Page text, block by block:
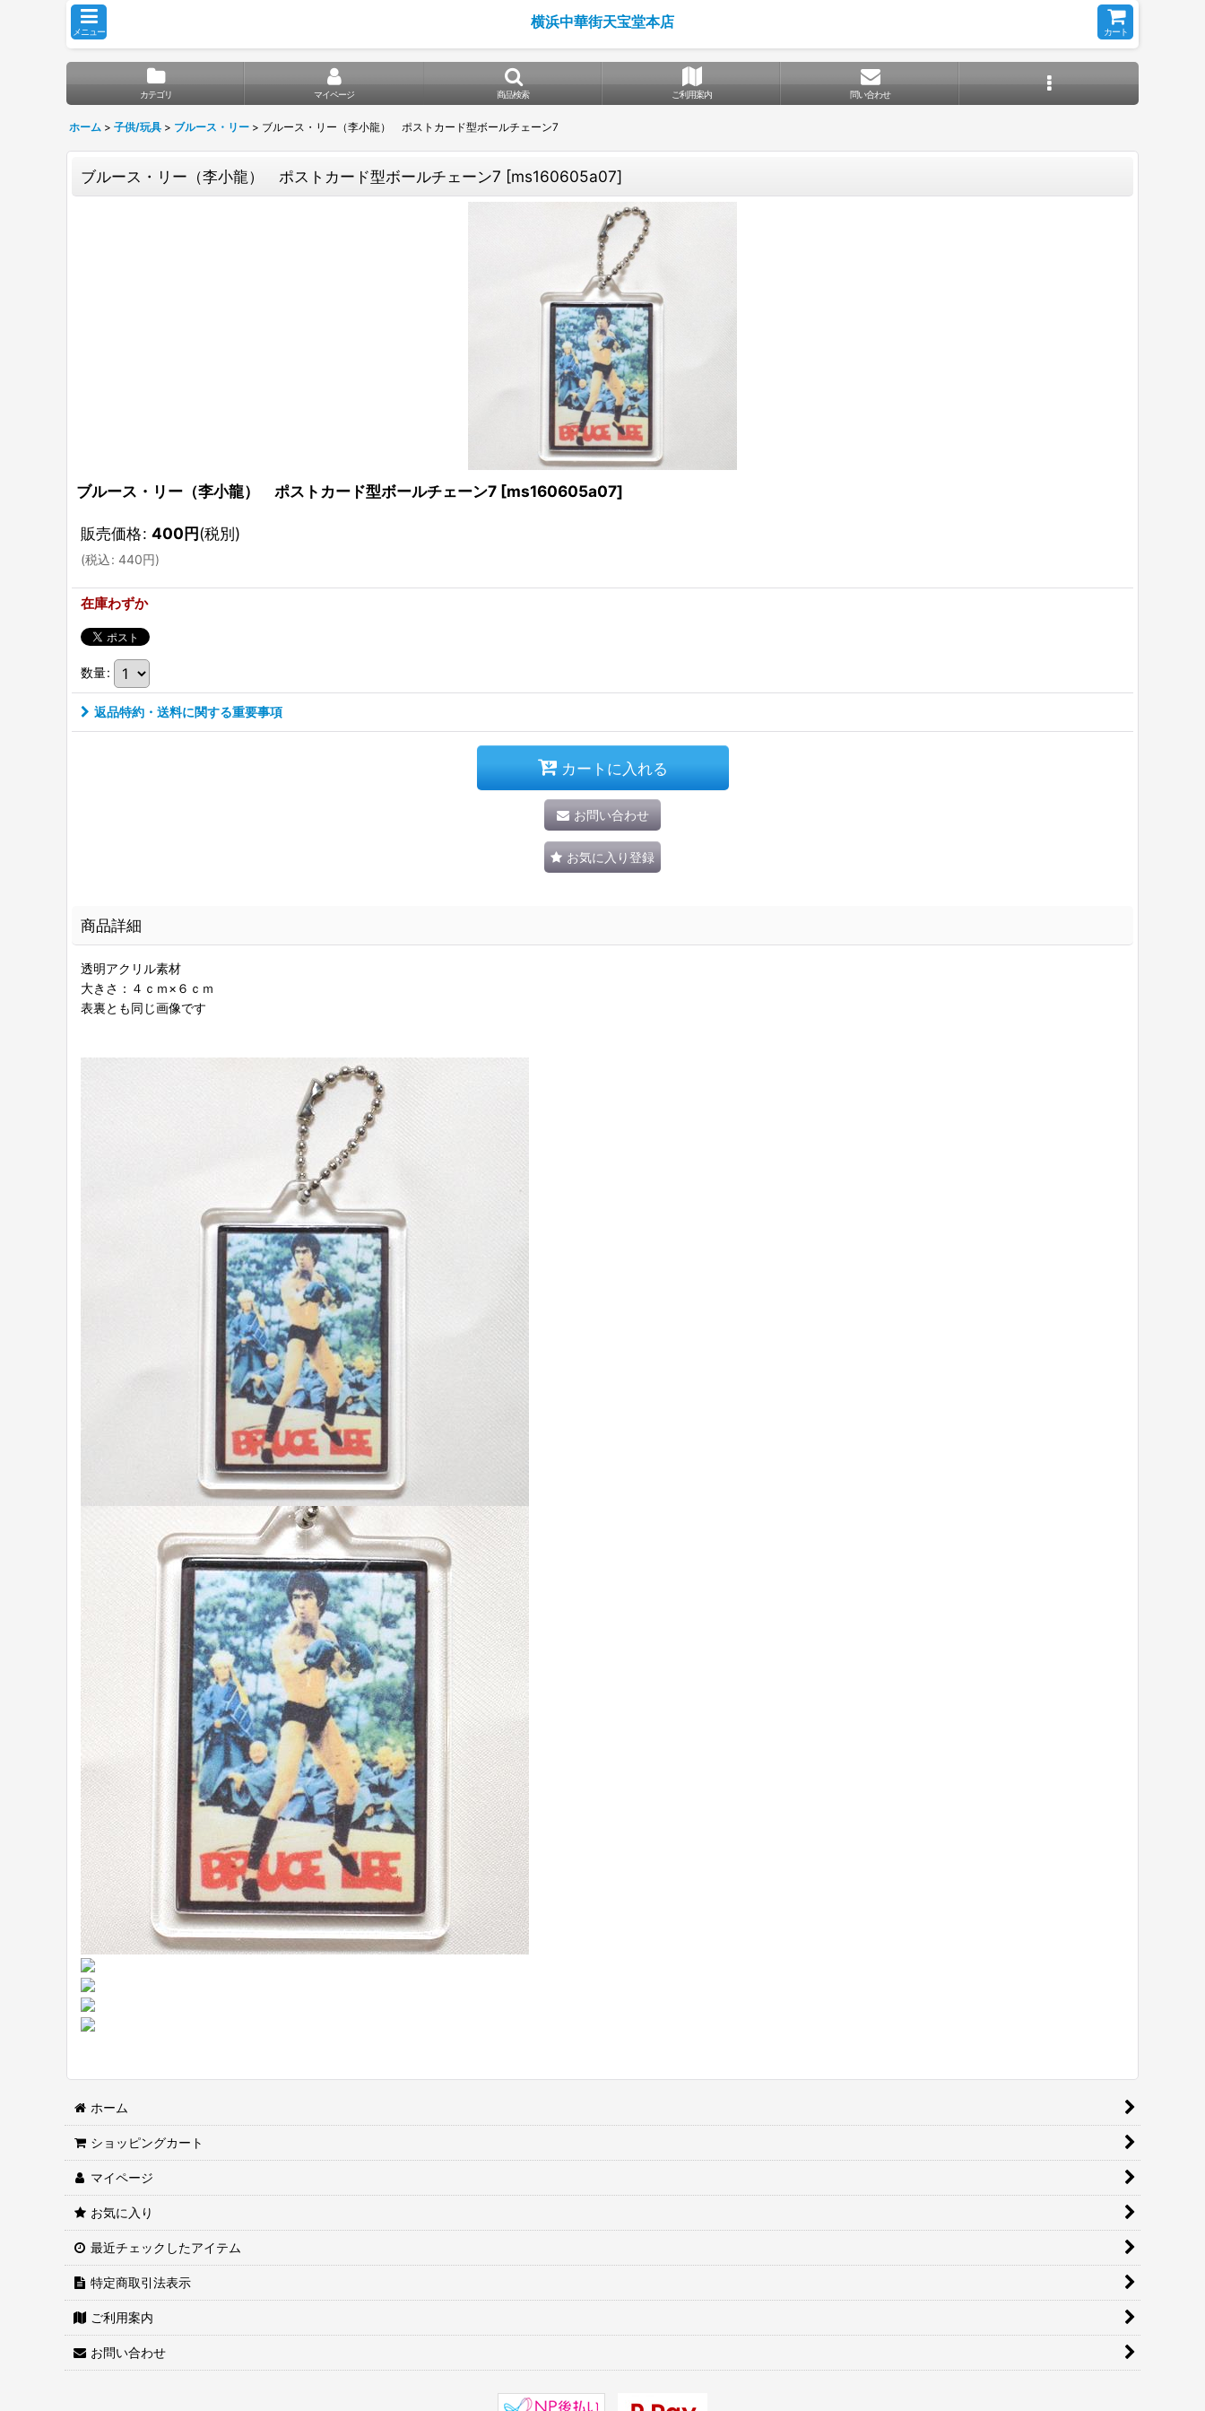
メニュー
横浜中華街天宝堂本店
カート
カテゴリ マイページ 商品検索 ご利用案内 問い合わせ
ホーム > 子供/玩具 > ブルース・リー > ブルース・リー（李小龍） ポストカード型ボールチェーン7
ブルース・リー（李小龍） ポストカード型ボールチェーン7 [ms160605a07]
ブルース・リー（李小龍） ポストカード型ボールチェーン7 [ms160605a07]
販売価格: 400円(税別)
(税込: 440円)
在庫わずか
数量:
返品特約・送料に関する重要事項
カートに入れる
お問い合わせ
お気に入り登録
商品詳細
透明アクリル素材
大きさ：４ｃｍ×６ｃｍ
表裏とも同じ画像です
ホーム
ショッピングカート
マイページ
お気に入り
最近チェックしたアイテム
特定商取引法表示
ご利用案内
お問い合わせ